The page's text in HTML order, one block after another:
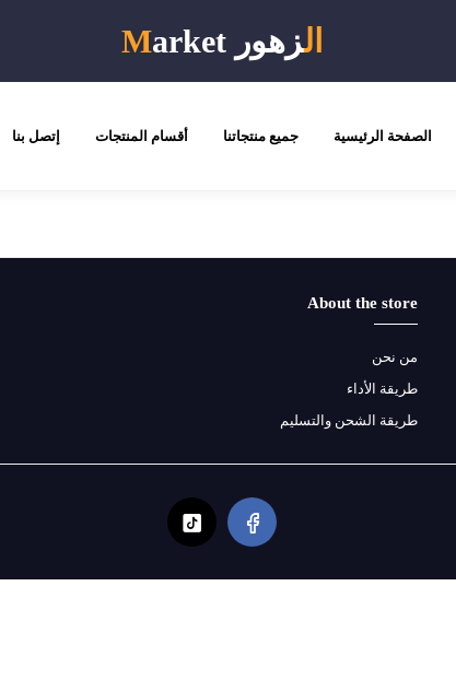
الزهور Market
الصفحة الرئيسية جميع منتجاتنا أقسام المنتجات إتصل بنا
About the store
من نحن
طريقة الأداء
طريقة الشحن والتسليم